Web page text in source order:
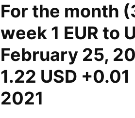
For the month
week 1 EUR to
February 25,
1.22 USD
2021